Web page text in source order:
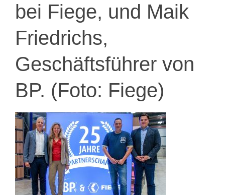
bei Fiege, und Maik
Friedrichs,
Geschäftsführer von
BP. (Foto: Fiege)